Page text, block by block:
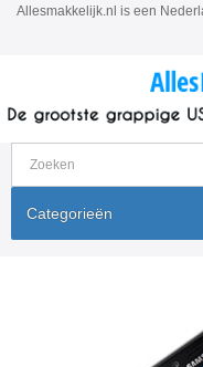
Allesmakkelijk.nl is een
Categorieën